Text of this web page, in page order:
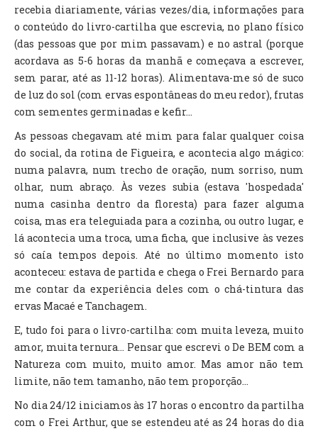
recebia diariamente, várias vezes/dia, informações para
o conteúdo do livro-cartilha que escrevia, no plano físico
(das pessoas que por mim passavam) e no astral (porque
acordava as 5-6 horas da manhã e começava a escrever,
sem parar, até as 11-12 horas). Alimentava-me só de suco
de luz do sol (com ervas espontâneas do meu redor), frutas
com sementes germinadas e kefir...
As pessoas chegavam até mim para falar qualquer coisa
do social, da rotina de Figueira, e acontecia algo mágico:
numa palavra, num trecho de oração, num sorriso, num
olhar, num abraço. Às vezes subia (estava 'hospedada'
numa casinha dentro da floresta) para fazer alguma
coisa, mas era teleguiada para a cozinha, ou outro lugar, e
lá acontecia uma troca, uma ficha, que inclusive às vezes
só caía tempos depois. Até no último momento isto
aconteceu: estava de partida e chega o Frei Bernardo para
me contar da experiência deles com o chá-tintura das
ervas Macaé e Tanchagem.
E, tudo foi para o livro-cartilha: com muita leveza, muito
amor, muita ternura... Pensar que escrevi o De BEM com a
Natureza com muito, muito amor. Mas amor não tem
limite, não tem tamanho, não tem proporção...
No dia 24/12 iniciamos às 17 horas o encontro da partilha
com o Frei Arthur, que se estendeu até as 24 horas do dia